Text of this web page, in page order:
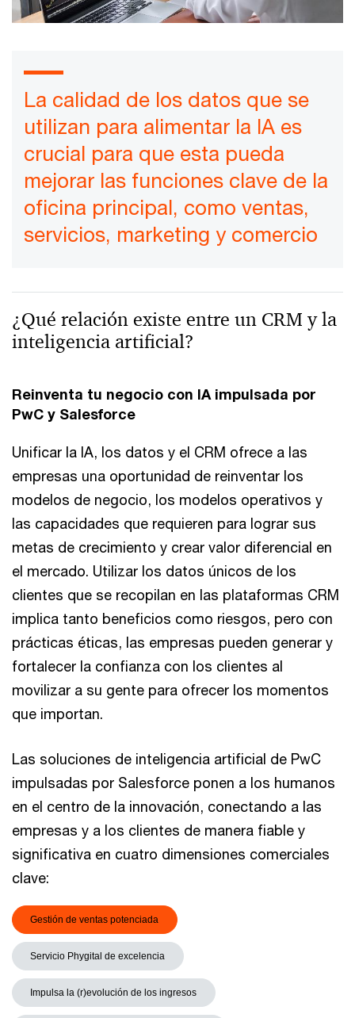
La calidad de los datos que se
utilizan para alimentar la IA es
crucial para que esta pueda
mejorar las funciones clave de la
oficina principal, como ventas,
servicios, marketing y comercio
¿Qué relación existe entre un CRM y la
inteligencia artificial?
Reinventa tu negocio con IA impulsada por
PwC y Salesforce
Unificar la IA, los datos y el CRM ofrece a las
empresas una oportunidad de reinventar los
modelos de negocio, los modelos operativos y
las capacidades que requieren para lograr sus
metas de crecimiento y crear valor diferencial en
el mercado. Utilizar los datos únicos de los
clientes que se recopilan en las plataformas CRM
implica tanto beneficios como riesgos, pero con
prácticas éticas, las empresas pueden generar y
fortalecer la confianza con los clientes al
movilizar a su gente para ofrecer los momentos
que importan.
Las soluciones de inteligencia artificial de PwC
impulsadas por Salesforce ponen a los humanos
en el centro de la innovación, conectando a las
empresas y a los clientes de manera fiable y
significativa en cuatro dimensiones comerciales
clave:
Gestión de ventas potenciada
Servicio Phygital de excelencia
Impulsa la (r)evolución de los ingresos